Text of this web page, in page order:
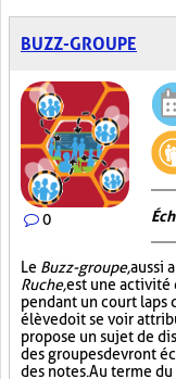
BUZZ-GROUPE
0
Le Buzz-groupe,aussi
Ruche,est une activité
pendant un court laps
élève doit se voir
propose un sujet de
des groupes devront
des notes. Au terme